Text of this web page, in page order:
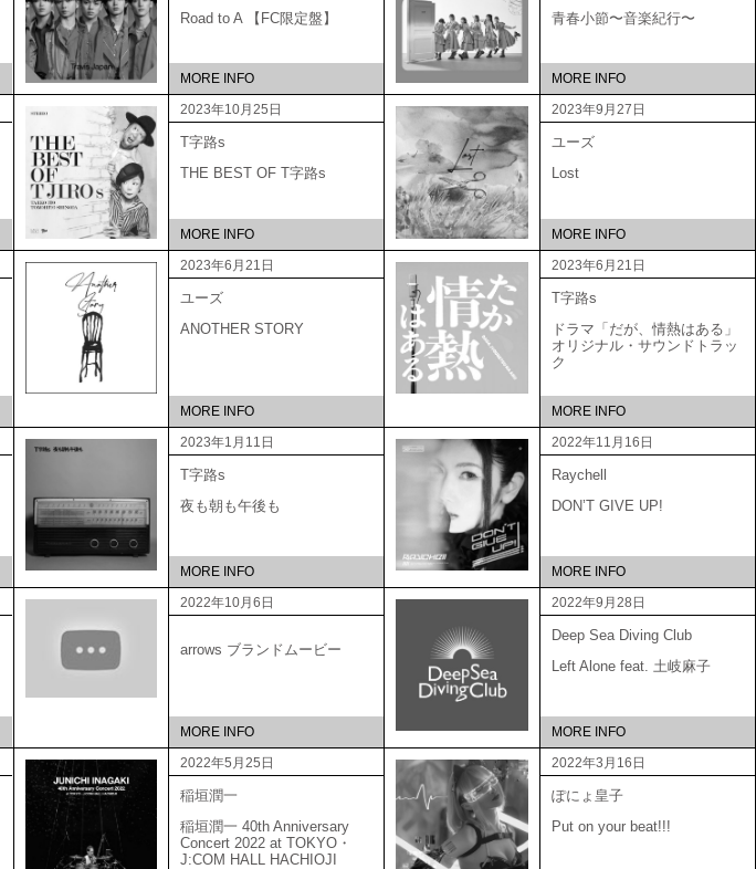
Road to A 【FC限定盤】
MORE INFO
青春小節〜音楽紀行〜
MORE INFO
2023年10月25日
T字路s
THE BEST OF T字路s
MORE INFO
2023年9月27日
ユーズ
Lost
MORE INFO
2023年6月21日
ユーズ
ANOTHER STORY
MORE INFO
2023年6月21日
T字路s
ドラマ「だが、情熱はある」
オリジナル・サウンドトラッ
ク
MORE INFO
2023年1月11日
T字路s
夜も朝も午後も
MORE INFO
2022年11月16日
Raychell
DON’T GIVE UP!
MORE INFO
2022年10月6日
arrows ブランドムービー
MORE INFO
2022年9月28日
Deep Sea Diving Club
Left Alone feat. 土岐麻子
MORE INFO
2022年5月25日
稲垣潤一
稲垣潤一 40th Anniversary
Concert 2022 at TOKYO・
J:COM HALL HACHIOJI
2022年3月16日
ぽにょ皇子
Put on your beat!!!